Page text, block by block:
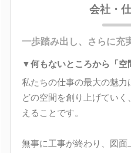
会社・
一歩踏み出し、さらに充
▼何もないところから「空
私たちの仕事の最大の魅
どの空間を創り上げてい
えることです。
無事に工事が終わり、図